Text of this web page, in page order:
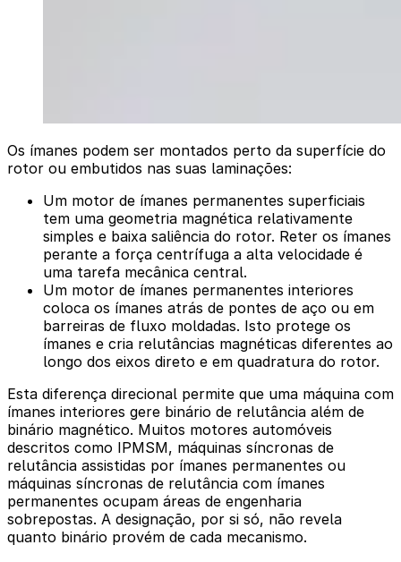
Os ímanes podem ser montados perto da superfície do
rotor ou embutidos nas suas laminações:
Um motor de ímanes permanentes superficiais
tem uma geometria magnética relativamente
simples e baixa saliência do rotor. Reter os ímanes
perante a força centrífuga a alta velocidade é
uma tarefa mecânica central.
Um motor de ímanes permanentes interiores
coloca os ímanes atrás de pontes de aço ou em
barreiras de fluxo moldadas. Isto protege os
ímanes e cria relutâncias magnéticas diferentes ao
longo dos eixos direto e em quadratura do rotor.
Esta diferença direcional permite que uma máquina com
ímanes interiores gere binário de relutância além de
binário magnético. Muitos motores automóveis
descritos como IPMSM, máquinas síncronas de
relutância assistidas por ímanes permanentes ou
máquinas síncronas de relutância com ímanes
permanentes ocupam áreas de engenharia
sobrepostas. A designação, por si só, não revela
quanto binário provém de cada mecanismo.